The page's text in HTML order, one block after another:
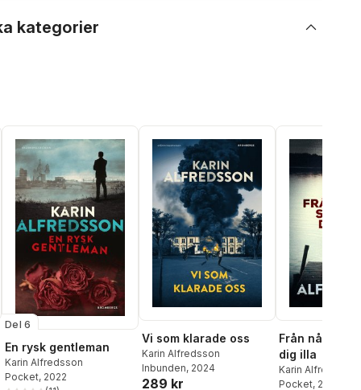
kategorier
Del 6
En rysk gentleman
Karin Alfredsson
Pocket, 2022
Vi som klarade oss
Karin Alfredsson
Inbunden, 2024
289 kr
Från någon
dig illa
Karin Alfredsson
Pocket, 2023